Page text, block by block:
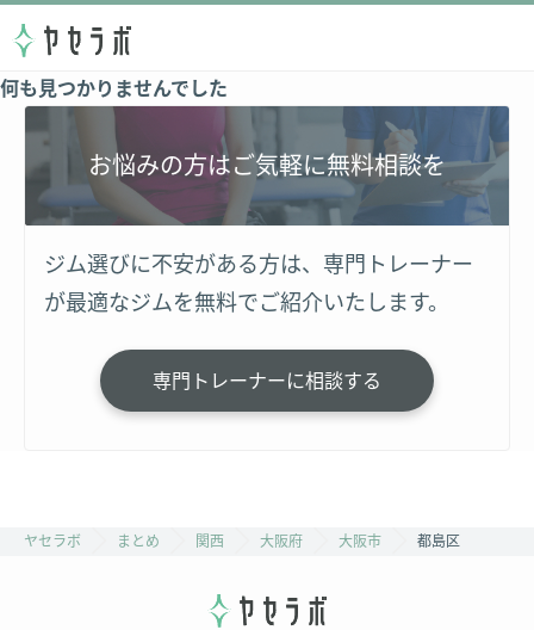
何も見つかりませんでした
お悩みの方はご気軽に無料相談を
ジム選びに不安がある方は、専門トレーナー
が最適なジムを無料でご紹介いたします。
専門トレーナーに相談する
ヤセラボ まとめ 関西 大阪府 大阪市 都島区